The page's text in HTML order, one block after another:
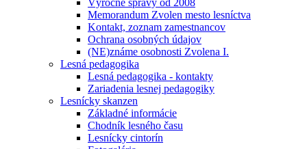
Memorandum Zvolen mesto lesníctva
Kontakt, zoznam zamestnancov
Ochrana osobných údajov
(NE)známe osobnosti Zvolena I.
Lesná pedagogika
Lesná pedagogika - kontakty
Zariadenia lesnej pedagogiky
Lesnícky skanzen
Základné informácie
Chodník lesného času
Lesnícky cintorín